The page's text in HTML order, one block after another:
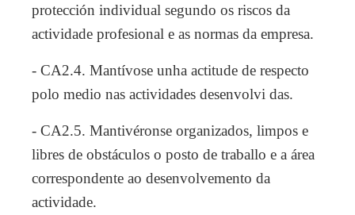
protección individual segundo os riscos da
actividade profesional e as normas da empresa.
- CA2.4. Mantívose unha actitude de respecto
polo medio nas actividades desenvolvi das.
- CA2.5. Mantivéronse organizados, limpos e
libres de obstáculos o posto de traballo e a área
correspondente ao desenvolvemento da
actividade.